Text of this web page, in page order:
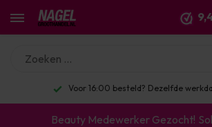
Voor 16:00 besteld? Dezelfde
Beauty Medewerker Gezocht!